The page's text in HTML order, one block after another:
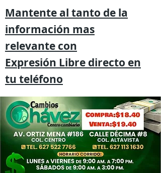
Mantente al tanto de la
información mas
relevante con
Expresión Libre directo en
tu teléfono